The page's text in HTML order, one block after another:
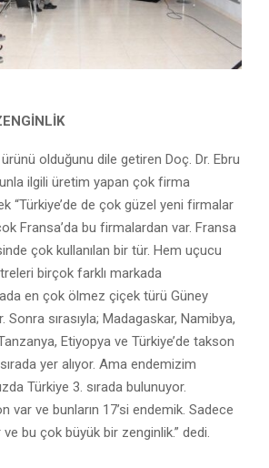
olduğunu dile getiren Doç. Dr. Ebru
ilgili üretim yapan çok firma
“Türkiye’de de çok güzel yeni firmalar
Fransa’da bu firmalardan var. Fransa
çok kullanılan bir tür. Hem uçucu
birçok farklı markada
en çok ölmez çiçek türü Güney
Sonra sırasıyla; Madagaskar, Namibya,
Etiyopya ve Türkiye’de takson
sırada yer alıyor. Ama endemizim
Türkiye 3. sırada bulunuyor.
var ve bunların 17’si endemik. Sadece
ve bu çok büyük bir zenginlik.” dedi.